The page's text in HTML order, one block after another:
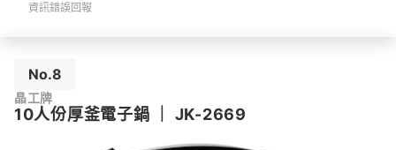
資訊錯誤回報
No.8
晶工牌
10人份厚釜電子鍋 JK-2669